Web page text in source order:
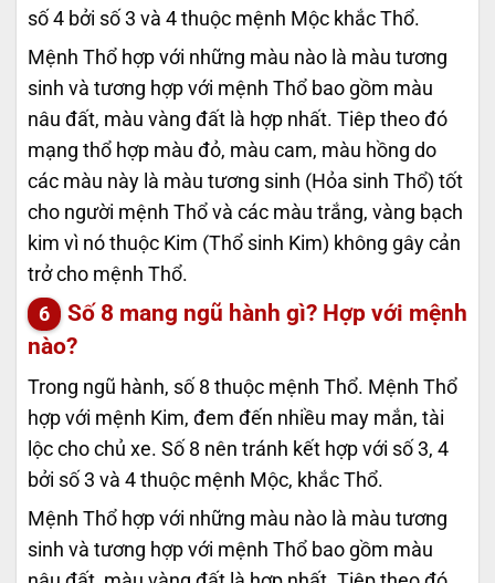
số 4 bởi số 3 và 4 thuộc mệnh Mộc khắc Thổ.
Mệnh Thổ hợp với những màu nào là màu tương
sinh và tương hợp với mệnh Thổ bao gồm màu
nâu đất, màu vàng đất là hợp nhất. Tiêp theo đó
mạng thổ hợp màu đỏ, màu cam, màu hồng do
các màu này là màu tương sinh (Hỏa sinh Thổ) tốt
cho người mệnh Thổ và các màu trắng, vàng bạch
kim vì nó thuộc Kim (Thổ sinh Kim) không gây cản
trở cho mệnh Thổ.
Số 8 mang ngũ hành gì? Hợp với mệnh
nào?
Trong ngũ hành, số 8 thuộc mệnh Thổ. Mệnh Thổ
hợp với mệnh Kim, đem đến nhiều may mắn, tài
lộc cho chủ xe. Số 8 nên tránh kết hợp với số 3, 4
bởi số 3 và 4 thuộc mệnh Mộc, khắc Thổ.
Mệnh Thổ hợp với những màu nào là màu tương
sinh và tương hợp với mệnh Thổ bao gồm màu